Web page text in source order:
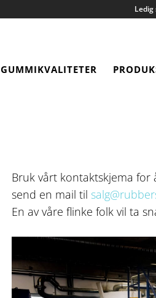
GUMMIKVALITETER
Bruk vårt kontaktskjema for
send en mail til
En av våre flinke folk vil ta